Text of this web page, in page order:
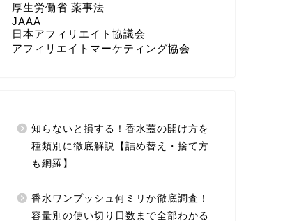
厚生労働省 薬事法
JAAA
日本アフィリエイト協議会
アフィリエイトマーケティング協会
知らないと損する！香水蓋の開け方を
種類別に徹底解説【詰め替え・捨て方
も網羅】
香水ワンプッシュ何ミリか徹底調査！
容量別の使い切り日数まで全部わかる